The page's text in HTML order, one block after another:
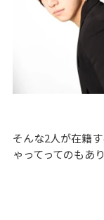
そんな2人が在籍
ゃってってのもあ